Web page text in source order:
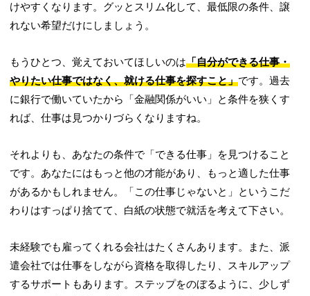
けやすくなります。グッとスリム化して、最低限の条件、譲
れない希望だけにしましょう。
もうひとつ、覚えておいてほしいのは「自分ができる仕事・
やりたい仕事ではなく、就ける仕事を探すこと」です。過去
に銀行で働いていたから「金融関係がいい」と条件を狭くす
れば、仕事は見つかりづらくなりますね。
それよりも、あなたの条件で「できる仕事」を見つけること
です。あなたにはもっと他の才能があり、もっと適した仕事
があるかもしれません。「この仕事じゃないと」というこだ
わりはすっぱり捨てて、白紙の状態で就活を考えて下さい。
未経験でも雇ってくれる会社はたくさんあります。また、派
遣会社では仕事をしながら資格を取得したり、スキルアップ
するサポートもあります。ステップをのぼるように、少しず